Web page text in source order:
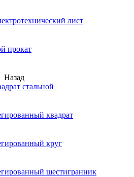
лист
прокат
Назад
стальной
квадрат
круг
шестигранник